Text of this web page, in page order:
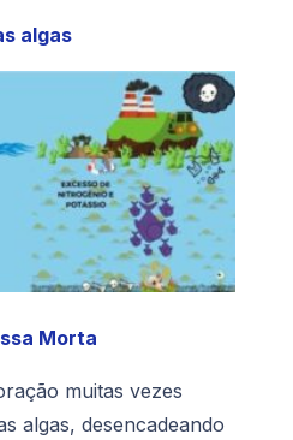
algas
Morta
muitas vezes
algas, desencadeando